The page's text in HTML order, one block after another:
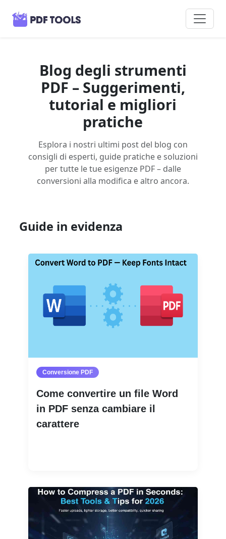
Blog degli strumenti
PDF – Suggerimenti,
tutorial e migliori
pratiche
Esplora i nostri ultimi post del blog con
consigli di esperti, guide pratiche e soluzioni
per tutte le tue esigenze PDF – dalle
conversioni alla modifica e altro ancora.
Guide in evidenza
Conversione PDF
Come convertire un file Word
in PDF senza cambiare il
carattere